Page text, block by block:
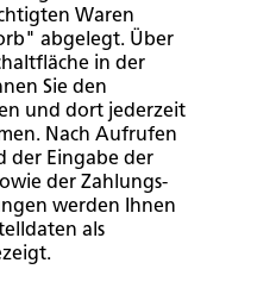
Waren
abgelegt. Über
in der
Sie den
und dort jederzeit
Nach Aufrufen
der Eingabe der
der Zahlungs-
werden Ihnen
als